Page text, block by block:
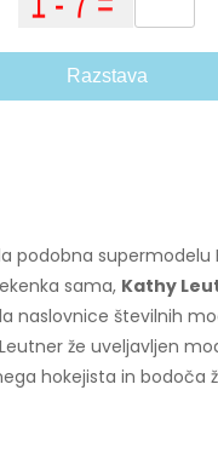
Razstava
podobna supermodelu
sama, Kathy
naslovnice številnih
že uveljavljen
hokejista in bodoča